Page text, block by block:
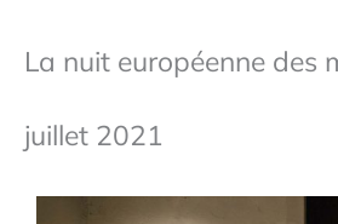
La nuit européenne des
juillet 2021